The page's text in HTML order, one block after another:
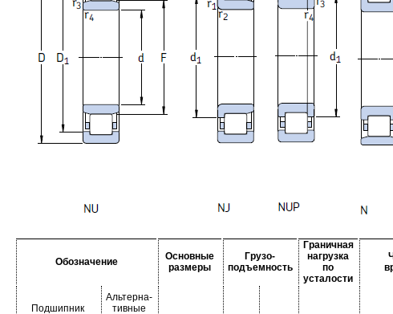
Обозначение
Основные
размеры
Грузо-
подъемность
Граничная
нагрузка
по
усталости
Подшипник
Альтерна-
тивные